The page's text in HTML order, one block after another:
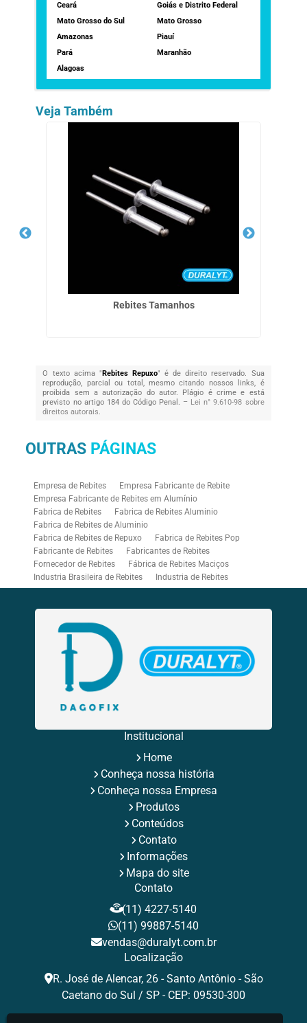
Ceará
Goiás e Distrito Federal
Mato Grosso do Sul
Mato Grosso
Amazonas
Piauí
Pará
Maranhão
Alagoas
Veja Também
Rebites Tamanhos
O texto acima " Rebites Repuxo" é de direito reservado. Sua
reprodução, parcial ou total, mesmo citando nossos links, é
proibida sem a autorização do autor. Plágio é crime e está
previsto no artigo 184 do Código Penal. – Lei n° 9.610-98 sobre
direitos autorais.
OUTRAS PÁGINAS
Empresa de Rebites
Empresa Fabricante de Rebite
Empresa Fabricante de Rebites em Alumínio
Fabrica de Rebites
Fabrica de Rebites Aluminio
Fabrica de Rebites de Aluminio
Fabrica de Rebites de Repuxo
Fabrica de Rebites Pop
Fabricante de Rebites
Fabricantes de Rebites
Fornecedor de Rebites
Fábrica de Rebites Maciços
Industria Brasileira de Rebites
Industria de Rebites
Rebitadeira Industrial
Rebitadeira Pneumática
Rebite Aluminio Branco
Rebite de Repuxo Aluminio
Rebite de Repuxo Aço Inox
Rebite de Repuxo com Rosca
Rebite de Repuxo Estrutural
Rebite de Repuxo Inox
Rebite de Repuxo Tamanhos
Rebite Inox
Rebite Mega Grip
Rebite Multigrip
Rebite Orlock
Rebites Aba Larga
Rebites Estruturais
Rebites para Fixação Industrial
Rebites Pop
Rebites Pop de Aluminio
Rebites Repuxo
Rebites Tubulares
Tamanhos de Rebites Pop
Tipos de Rebites de Repuxo
Institucional
Home
Conheça nossa história
Conheça nossa Empresa
Produtos
Conteúdos
Contato
Informações
Mapa do site
Contato
(11) 4227-5140
(11) 99887-5140
vendas@duralyt.com.br
Localização
R. José de Alencar, 26 - Santo Antônio - São
Caetano do Sul / SP - CEP: 09530-300